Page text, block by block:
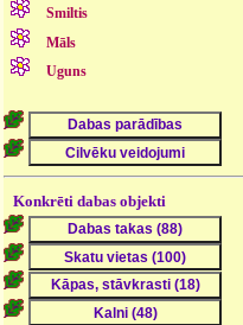
Smiltis
Māls
Uguns
Konkrēti dabas objekti